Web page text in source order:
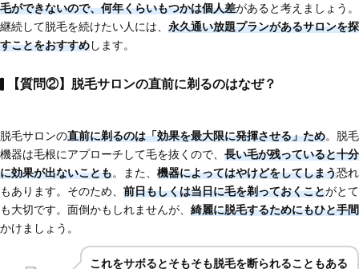
毛ができないので、何年くらいもつかは個人差があると考えましょう。
継続して脱毛を続けたい人には、 永久通い放題プランがあるサロンを探
すことをおすすめします。
【質問②】脱毛サロンの直前に剃るのはなぜ？
脱毛サロンの直前に剃るのは「効果を最大限に発揮させる」ため。脱毛
機器は毛根にアプローチして毛を抜くので、 長い毛が残っていると十分
に効果が出ないことも。また、 機器によってはやけどをしてしまう恐れ
もあります。そのため、 前日もしくは当日に毛を剃っておくことがとて
も大切です。面倒かもしれませんが、 綺麗に脱毛するためにもひと手間
かけましょう。
これをサボるとそもそも脱毛を断られることもある